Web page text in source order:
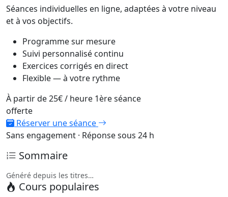
Séances individuelles en ligne, adaptées à votre niveau
et à vos objectifs.
Programme sur mesure
Suivi personnalisé continu
Exercices corrigés en direct
Flexible — à votre rythme
À partir de25€/ heure 1ère séance
offerte
Réserver une séance
Sans engagement · Réponse sous 24 h
Sommaire
Généré depuis les titres…
Cours populaires